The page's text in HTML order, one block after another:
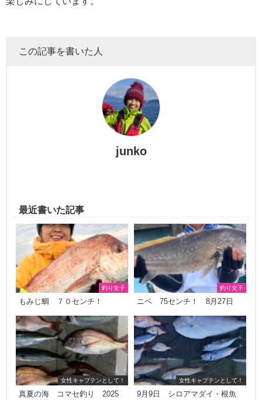
この記事を書いた人
junko
最近書いた記事
釣り女子
もみじ鯛 ７０センチ！
釣り女子
ニベ 75センチ！ 8月27日
女性キャプテンとして！
真夏の海 コマセ釣り 2025
女性キャプテンとして！
9月9日 シロアマダイ・根魚